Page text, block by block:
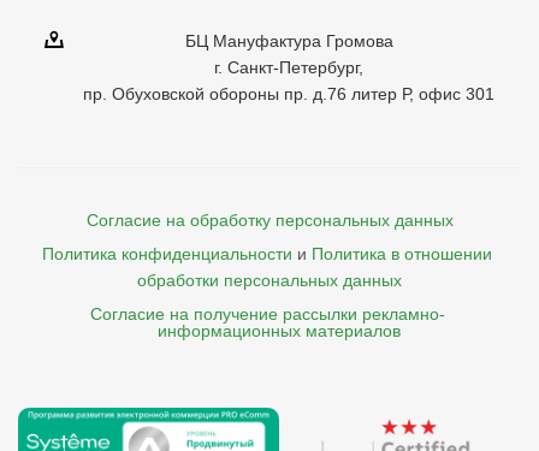
БЦ Мануфактура Громова
г. Санкт-Петербург,
пр. Обуховской обороны пр. д.76 литер Р, офис 301
Согласие на обработку персональных данных
Политика конфиденциальности и Политика в отношении
обработки персональных данных
Согласие на получение рассылки рекламно-
    информационных материалов